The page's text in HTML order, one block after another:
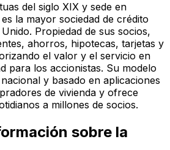
del siglo XIX y sede en
la mayor sociedad de crédito
Propiedad de sus socios,
ahorros, hipotecas, tarjetas y
el valor y el servicio en
para los accionistas. Su modelo
y basado en aplicaciones
de vivienda y ofrece
a millones de socios.
sobre la